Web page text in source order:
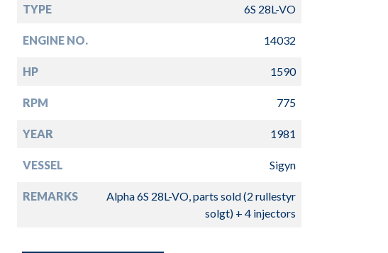
TYPE 6S 28L-VO
ENGINE NO. 14032
HP 1590
RPM 775
YEAR 1981
VESSEL Sigyn
REMARKS
Alpha 6S 28L-VO, parts sold (2 rullestyr
solgt) + 4 injectors